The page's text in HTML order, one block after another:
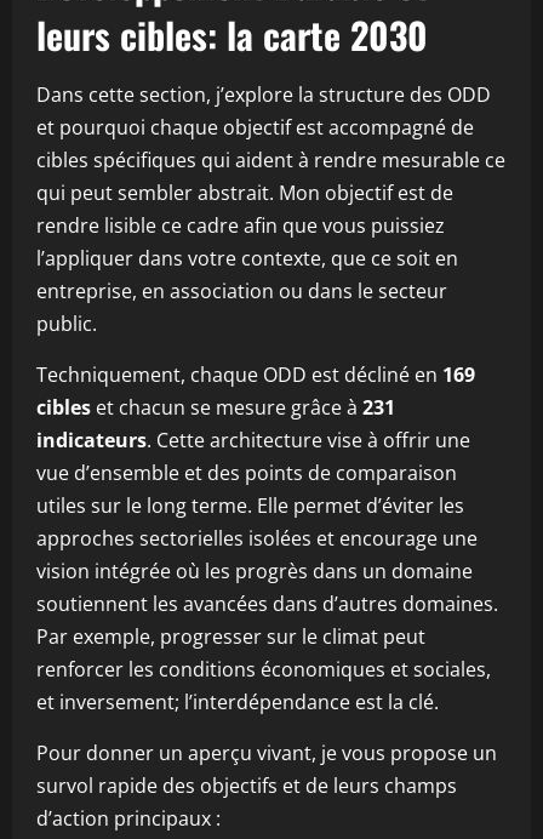
leurs cibles: la carte 2030
Dans cette section, j’explore la structure des ODD
et pourquoi chaque objectif est accompagné de
cibles spécifiques qui aident à rendre mesurable ce
qui peut sembler abstrait. Mon objectif est de
rendre lisible ce cadre afin que vous puissiez
l’appliquer dans votre contexte, que ce soit en
entreprise, en association ou dans le secteur
public.
Techniquement, chaque ODD est décliné en 169
cibles et chacun se mesure grâce à 231
indicateurs. Cette architecture vise à offrir une
vue d’ensemble et des points de comparaison
utiles sur le long terme. Elle permet d’éviter les
approches sectorielles isolées et encourage une
vision intégrée où les progrès dans un domaine
soutiennent les avancées dans d’autres domaines.
Par exemple, progresser sur le climat peut
renforcer les conditions économiques et sociales,
et inversement; l’interdépendance est la clé.
Pour donner un aperçu vivant, je vous propose un
survol rapide des objectifs et de leurs champs
d’action principaux :